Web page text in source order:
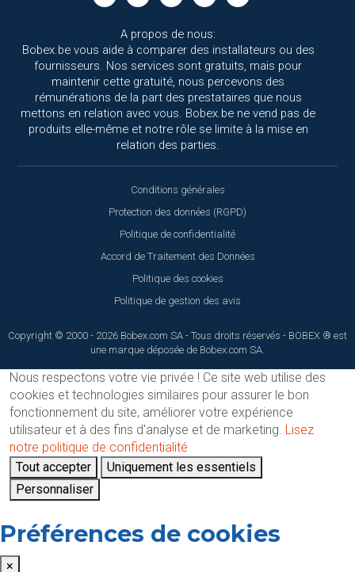
A propos de nous:
Bobex.be vous aide à comparer des installateurs ou des
fournisseurs. Nos services sont gratuits, mais pour
maintenir cette gratuité, nous percevons des
rémunérations de la part des prestataires que nous
mettons en relation avec vous. Bobex.be ne vend pas de
produits elle-même et notre rôle se limite à la mise en
relation des parties.
Conditions générales
Protection des données (RGPD)
Politique de confidentialité
Accord de Traitement des Données
Politique des cookies
Politique de gestion des avis
Copyright © 2000 - 2026 Bobex.com SA - Tous droits réservés - BOBEX ® est
une marque déposée de Bobex.com SA.
Nous respectons votre vie privée ! Ce site web utilise des
cookies et technologies similaires pour assurer le bon
fonctionnement du site, améliorer votre expérience
utilisateur et à des fins d'analyse et de marketing. Lisez
notre politique de confidentialité
Tout accepter
Uniquement les essentiels
Personnaliser
Préférences de cookies
×